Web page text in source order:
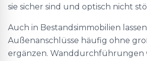
sie sicher sind und optisch nicht
Auch in Bestandsimmobilien
Außenanschlüsse häufig ohne
ergänzen. Wanddurchführungen